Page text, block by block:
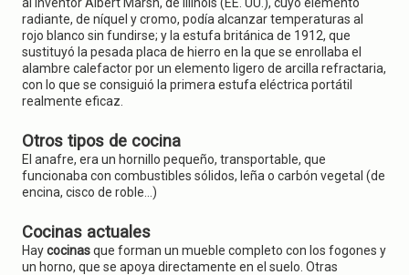
radiante, de níquel y cromo, podía alcanzar temperaturas al
rojo blanco sin fundirse; y la estufa británica de 1912, que
sustituyó la pesada placa de hierro en la que se enrollaba el
alambre calefactor por un elemento ligero de arcilla refractaria,
con lo que se consiguió la primera estufa eléctrica portátil
realmente eficaz.
Otros tipos de cocina
El anafre, era un hornillo pequeño, transportable, que
funcionaba con combustibles sólidos, leña o carbón vegetal (de
encina, cisco de roble...)
Cocinas actuales
Haycocinasque forman un mueble completo con los fogones y
un horno, que se apoya directamente en el suelo. Otras